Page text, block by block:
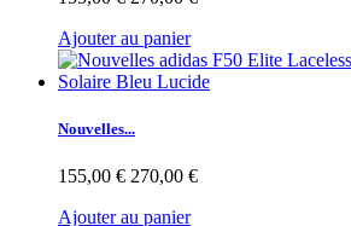
Ajouter au panier
Nouvelles...
155,00 € 270,00 €
Ajouter au panier